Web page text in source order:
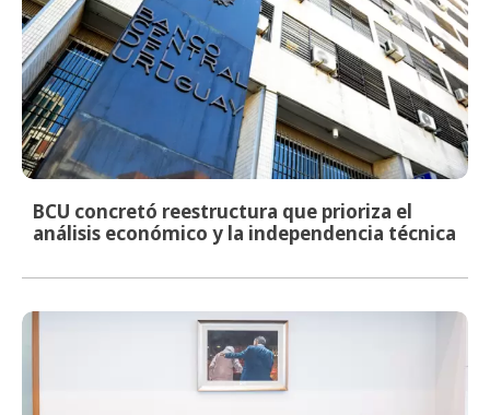
BCU concretó reestructura que prioriza el
análisis económico y la independencia técnica